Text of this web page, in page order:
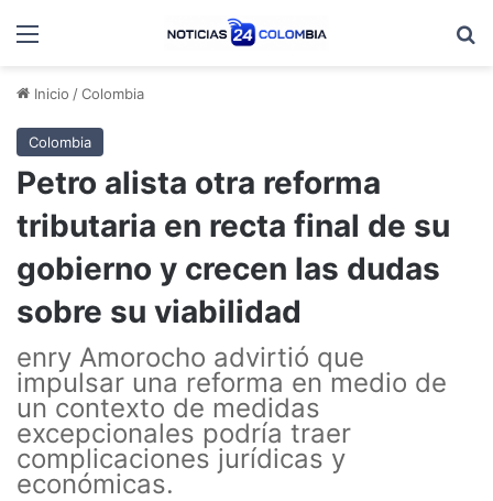
Menú
Inicio /Colombia
Colombia
Petro alista otra reforma
tributaria en recta final de su
gobierno y crecen las dudas
sobre su viabilidad
enry Amorocho advirtió que
impulsar una reforma en medio de
un contexto de medidas
excepcionales podría traer
complicaciones jurídicas y
económicas.